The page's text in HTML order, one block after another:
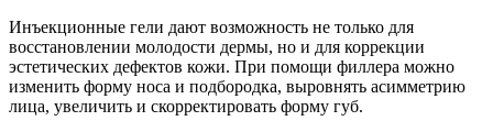
Инъекционные гели дают возможность не только для
восстановлении молодости дермы, но и для коррекции
эстетических дефектов кожи. При помощи филлера можно
изменить форму носа и подбородка, выровнять асимметрию
лица, увеличить и скорректировать форму губ.